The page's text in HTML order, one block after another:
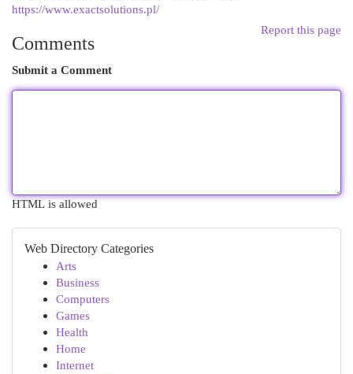
https://www.exactsolutions.pl/
Report this page
Comments
Submit a Comment
HTML is allowed
Web Directory Categories
Arts
Business
Computers
Games
Health
Home
Internet